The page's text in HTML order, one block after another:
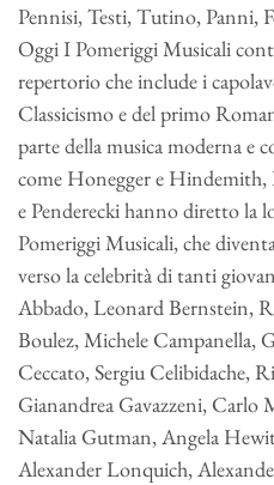
Pennisi, Testi, Tutino, Panni,
Oggi I Pomeriggi Musicali
repertorio che include i
Classicismo e del primo
parte della musica moderna e
come Honegger e Hindemith,
e Penderecki hanno diretto la
Pomeriggi Musicali, che
verso la celebrità di tanti
Abbado, Leonard Bernstein,
Boulez, Michele Campanella,
Ceccato, Sergiu Celibidache,
Gianandrea Gavazzeni,
Natalia Gutman, Angela
Alexander Lonquich,